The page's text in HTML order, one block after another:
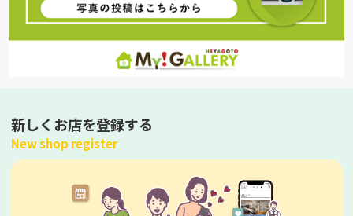
新しくお店を登録する
New shop register